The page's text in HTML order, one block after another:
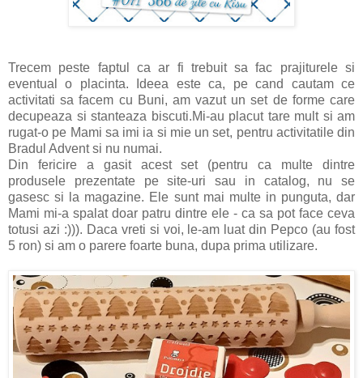
Trecem peste faptul ca ar fi trebuit sa fac prajiturele si
eventual o placinta. Ideea este ca, pe cand cautam ce
activitati sa facem cu Buni, am vazut un set de forme care
decupeaza si stanteaza biscuti.Mi-au placut tare mult si am
rugat-o pe Mami sa imi ia si mie un set, pentru activitatile din
Bradul Advent si nu numai.
Din fericire a gasit acest set (pentru ca multe dintre
produsele prezentate pe site-uri sau in catalog, nu se
gasesc si la magazine. Ele sunt mai multe in punguta, dar
Mami mi-a spalat doar patru dintre ele - ca sa pot face ceva
totusi azi :))). Daca vreti si voi, le-am luat din Pepco (au fost
5 ron) si am o parere foarte buna, dupa prima utilizare.